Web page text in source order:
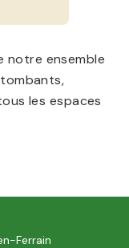
notre ensemble
les espaces
Ferrain